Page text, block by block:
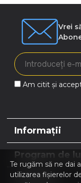
Vrei
Am citit și
Informații
Program de
Contacte
Te rugăm să ne dai
utilizarea fișierelor